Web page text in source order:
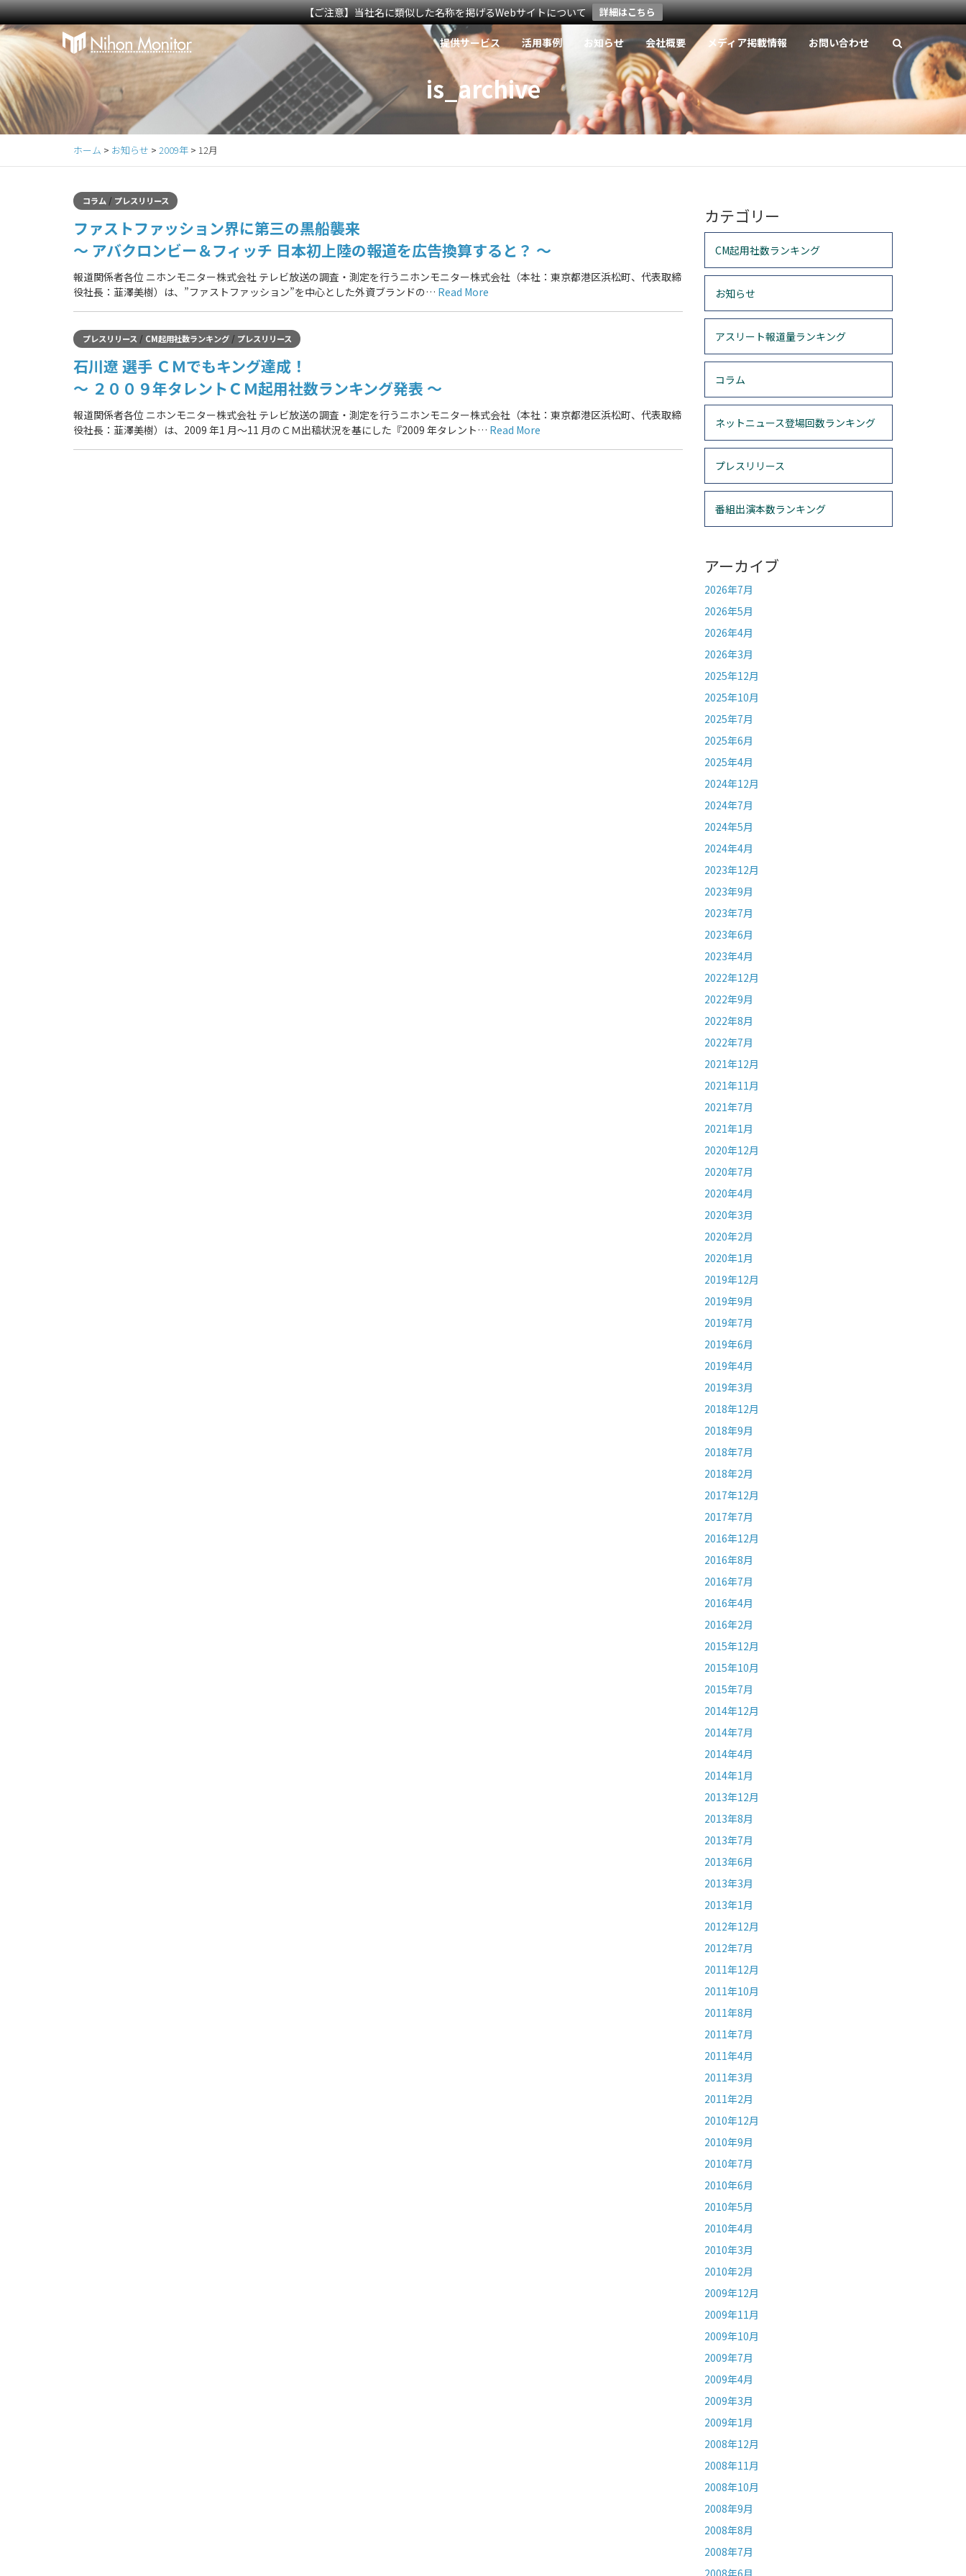
【ご注意】当社名に類似した名称を掲げるWebサイトについて 詳細はこちら
Primary
Menu
S
i
p
t
o
c
提供サービス 活用事例 お知らせ 会社概要 メディア掲載情報 お問い合わせ
is_archive
ホーム > お知らせ > 2009年 > 12月
コラム/ プレスリリース
ファストファッション界に第三の黒船襲来
～ アバクロンビー＆フィッチ 日本初上陸の報道を広告換算すると？ ～
報道関係者各位 ニホンモニター株式会社 テレビ放送の調査・測定を行うニホンモニター株式会社（本社：東京都港区浜松町、代表取締
役社長：韮澤美樹）は、”ファストファッション”を中心とした外資ブランドの… Read More
プレスリリース/ CM起用社数ランキング/ プレスリリース
石川遼 選手 ＣＭでもキング達成！
～ ２００９年タレントＣＭ起用社数ランキング発表 ～
報道関係者各位 ニホンモニター株式会社 テレビ放送の調査・測定を行うニホンモニター株式会社（本社：東京都港区浜松町、代表取締
役社長：韮澤美樹）は、2009 年1 月～11 月のＣＭ出稿状況を基にした『2009 年タレント… Read More
カテゴリー
CM起用社数ランキング
お知らせ
アスリート報道量ランキング
コラム
ネットニュース登場回数ランキング
プレスリリース
番組出演本数ランキング
アーカイブ
2026年7月
2026年5月
2026年4月
2026年3月
2025年12月
2025年10月
2025年7月
2025年6月
2025年4月
2024年12月
2024年7月
2024年5月
2024年4月
2023年12月
2023年9月
2023年7月
2023年6月
2023年4月
2022年12月
2022年9月
2022年8月
2022年7月
2021年12月
2021年11月
2021年7月
2021年1月
2020年12月
2020年7月
2020年4月
2020年3月
2020年2月
2020年1月
2019年12月
2019年9月
2019年7月
2019年6月
2019年4月
2019年3月
2018年12月
2018年9月
2018年7月
2018年2月
2017年12月
2017年7月
2016年12月
2016年8月
2016年7月
2016年4月
2016年2月
2015年12月
2015年10月
2015年7月
2014年12月
2014年7月
2014年4月
2014年1月
2013年12月
2013年8月
2013年7月
2013年6月
2013年3月
2013年1月
2012年12月
2012年7月
2011年12月
2011年10月
2011年8月
2011年7月
2011年4月
2011年3月
2011年2月
2010年12月
2010年9月
2010年7月
2010年6月
2010年5月
2010年4月
2010年3月
2010年2月
2009年12月
2009年11月
2009年10月
2009年7月
2009年4月
2009年3月
2009年1月
2008年12月
2008年11月
2008年10月
2008年9月
2008年8月
2008年7月
2008年6月